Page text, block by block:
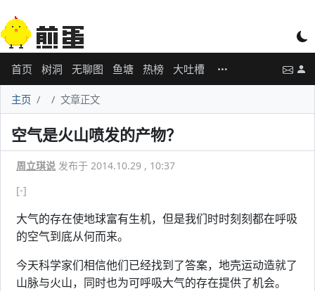
首页 树洞 无聊图 鱼塘 热榜 大吐槽
主页 文章正文
空气是火山喷发的产物？
周立琪说 发布于 2014.10.29 , 10:37
[-]
大气的存在使地球富有生机，但是我们时时刻刻都在呼吸
的空气到底从何而来。
今天科学家们相信他们已经找到了答案，地壳运动造就了
山脉与火山，同时也为可呼吸大气的存在提供了机会。